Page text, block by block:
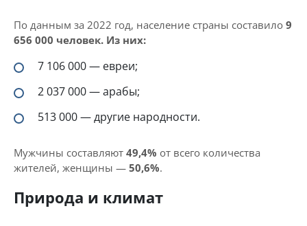
По данным за 2022 год, население страны составило 9
656 000 человек. Из них:
7 106 000 — евреи;
2 037 000 — арабы;
513 000 — другие народности.
Мужчины составляют 49,4% от всего количества
жителей, женщины — 50,6%.
Природа и климат